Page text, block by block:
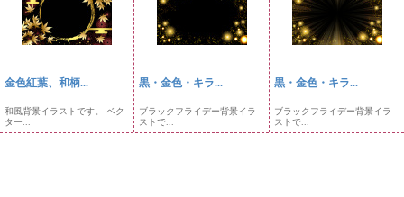
金色紅葉、和柄...
和風背景イラストです。 ベク
ター...
黒・金色・キラ...
ブラックフライデー背景イラ
ストで...
黒・金色・キラ...
ブラックフライデー背景イラ
ストで...